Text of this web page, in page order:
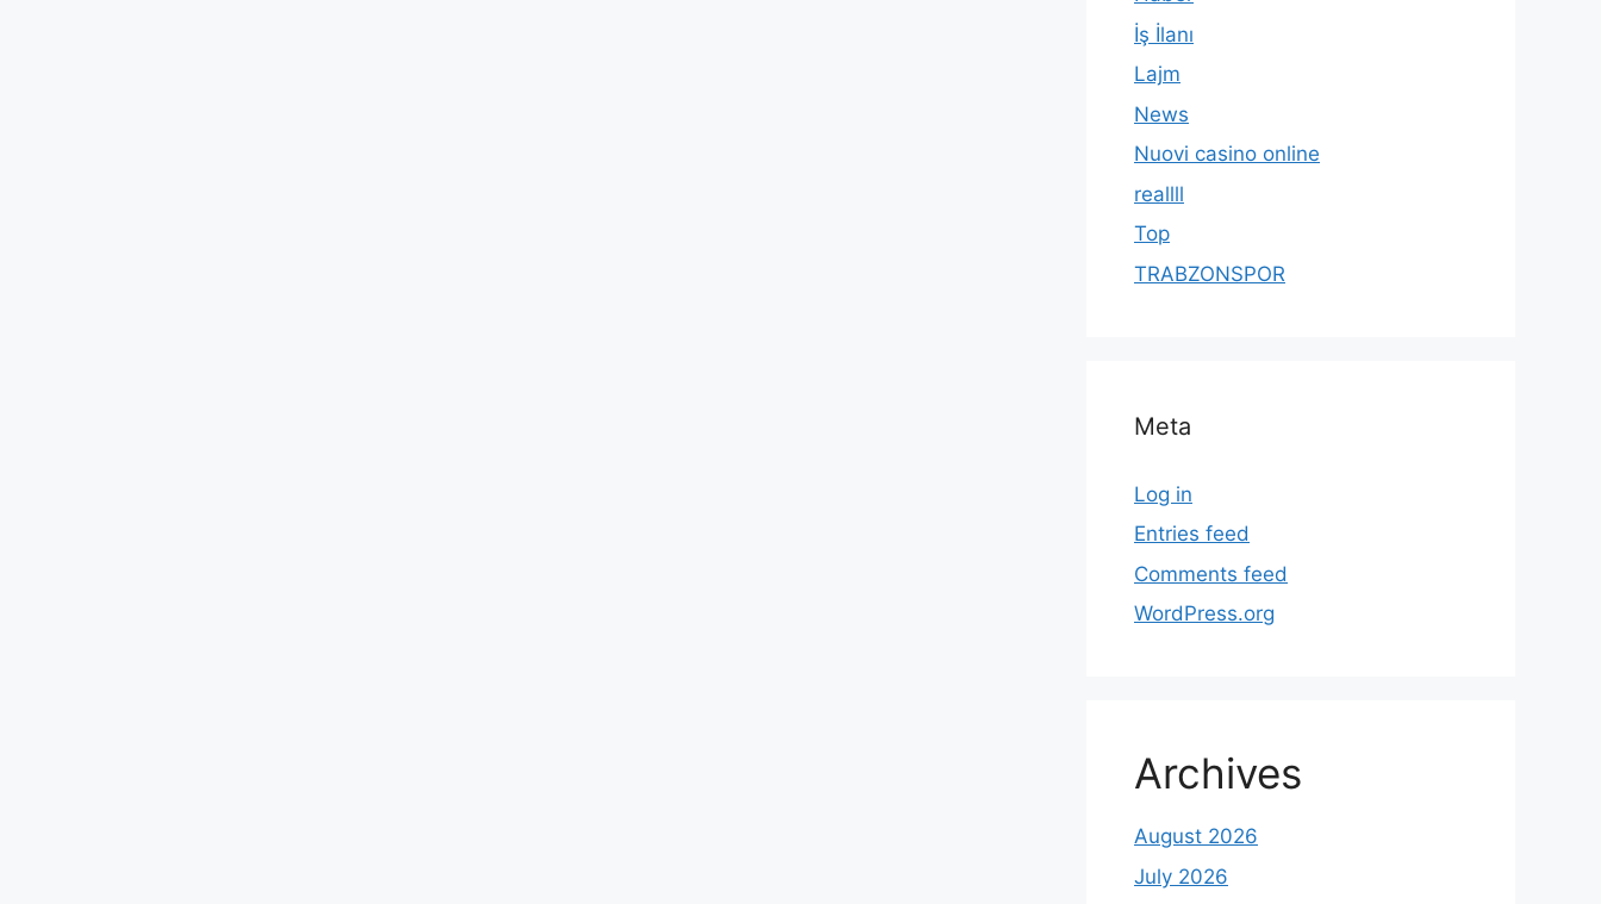
İş İlanı
Lajm
News
Nuovi casino online
reallll
Top
TRABZONSPOR
Meta
Log in
Entries feed
Comments feed
WordPress.org
Archives
August 2026
July 2026